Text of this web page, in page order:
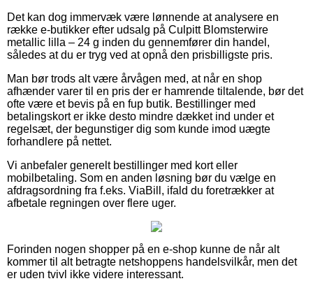
Det kan dog immervæk være lønnende at analysere en
række e-butikker efter udsalg på Culpitt Blomsterwire
metallic lilla – 24 g inden du gennemfører din handel,
således at du er tryg ved at opnå den prisbilligste pris.
Man bør trods alt være årvågen med, at når en shop
afhænder varer til en pris der er hamrende tiltalende, bør det
ofte være et bevis på en fup butik. Bestillinger med
betalingskort er ikke desto mindre dækket ind under et
regelsæt, der begunstiger dig som kunde imod uægte
forhandlere på nettet.
Vi anbefaler generelt bestillinger med kort eller
mobilbetaling. Som en anden løsning bør du vælge en
afdragsordning fra f.eks. ViaBill, ifald du foretrækker at
afbetale regningen over flere uger.
Forinden nogen shopper på en e-shop kunne de når alt
kommer til alt betragte netshoppens handelsvilkår, men det
er uden tvivl ikke videre interessant.